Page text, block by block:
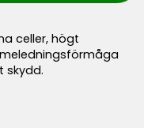
celler, högt
skydd.